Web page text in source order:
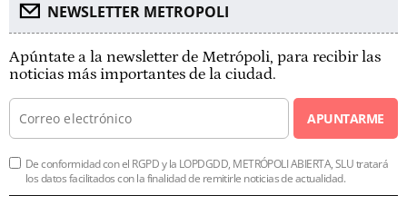
NEWSLETTER METROPOLI
Apúntate a la newsletter de Metrópoli, para recibir las
noticias más importantes de la ciudad.
APUNTARME
De conformidad con el RGPD y la LOPDGDD, METRÓPOLI ABIERTA, SLU tratará
los datos facilitados con la finalidad de remitirle noticias de actualidad.